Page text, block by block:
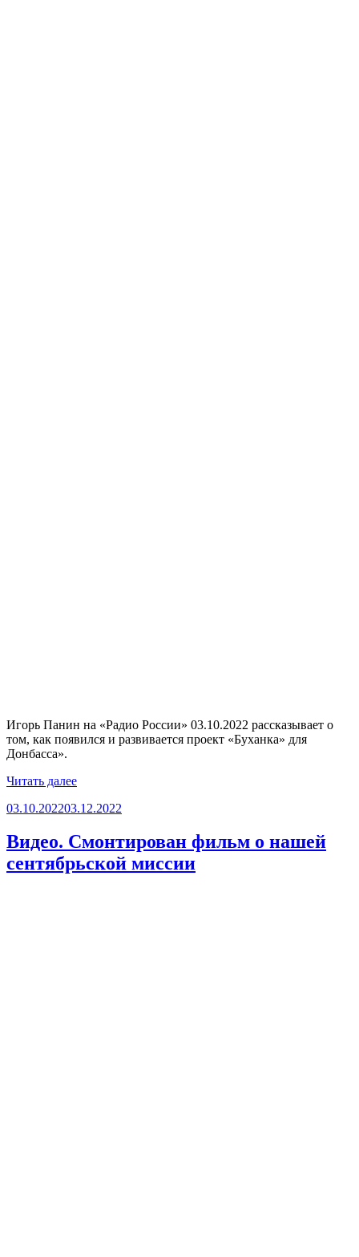
Игорь Панин на «Радио России» 03.10.2022 рассказывает о
том, как появился и развивается проект «Буханка» для
Донбасса».
Читать далее«Аудио.
Опубликовано
03.10.202203.12.2022
Видео. Смонтирован фильм о нашей
сентябрьской миссии